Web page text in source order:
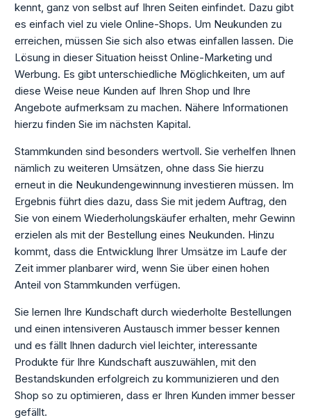
kennt, ganz von selbst auf Ihren Seiten einfindet. Dazu gibt
es einfach viel zu viele Online-Shops. Um Neukunden zu
erreichen, müssen Sie sich also etwas einfallen lassen. Die
Lösung in dieser Situation heisst Online-Marketing und
Werbung. Es gibt unterschiedliche Möglichkeiten, um auf
diese Weise neue Kunden auf Ihren Shop und Ihre
Angebote aufmerksam zu machen. Nähere Informationen
hierzu finden Sie im nächsten Kapital.
Stammkunden sind besonders wertvoll. Sie verhelfen Ihnen
nämlich zu weiteren Umsätzen, ohne dass Sie hierzu
erneut in die Neukundengewinnung investieren müssen. Im
Ergebnis führt dies dazu, dass Sie mit jedem Auftrag, den
Sie von einem Wiederholungskäufer erhalten, mehr Gewinn
erzielen als mit der Bestellung eines Neukunden. Hinzu
kommt, dass die Entwicklung Ihrer Umsätze im Laufe der
Zeit immer planbarer wird, wenn Sie über einen hohen
Anteil von Stammkunden verfügen.
Sie lernen Ihre Kundschaft durch wiederholte Bestellungen
und einen intensiveren Austausch immer besser kennen
und es fällt Ihnen dadurch viel leichter, interessante
Produkte für Ihre Kundschaft auszuwählen, mit den
Bestandskunden erfolgreich zu kommunizieren und den
Shop so zu optimieren, dass er Ihren Kunden immer besser
gefällt.